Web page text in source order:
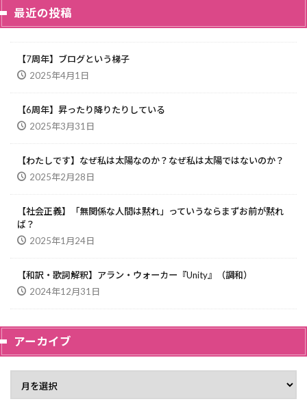
最近の投稿
【7周年】ブログという梯子
2025年4月1日
【6周年】昇ったり降りたりしている
2025年3月31日
【わたしです】なぜ私は太陽なのか？なぜ私は太陽ではないのか？
2025年2月28日
【社会正義】「無関係な人間は黙れ」っていうならまずお前が黙れ
ば？
2025年1月24日
【和訳・歌詞解釈】アラン・ウォーカー『Unity』（調和）
2024年12月31日
アーカイブ